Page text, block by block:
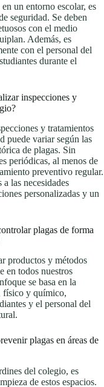
un entorno escolar, es
seguridad. Se deben
con el medio
Además, es
con el personal del
durante el
inspecciones y
y tratamientos
puede variar según las
de plagas. Sin
periódicas, al menos de
preventivo regular.
las necesidades
personalizadas y un
plagas de forma
productos y métodos
en todos nuestros
se basa en la
físico y químico,
y el personal del
plagas en áreas de
del colegio, es
de estos espacios.